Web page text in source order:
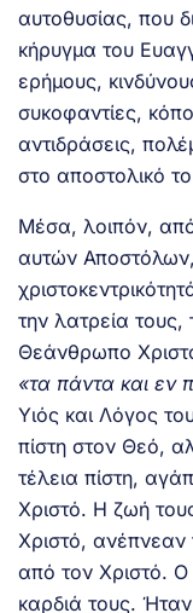
αυτοθυσίας, που
κήρυγμα του
ερήμους,
συκοφαντίες,
αντιδράσεις,
στο αποστολικό
Μέσα, λοιπόν, από
αυτών Αποστόλων,
την λατρεία
Θεάνθρωπο
«τα πάντα και εν
Υιός και Λόγος
πίστη στον Θεό,
τέλεια πίστη,
Χριστό. Η ζωή
Χριστό,
από τον Χριστό. Ο
καρδιά τους.